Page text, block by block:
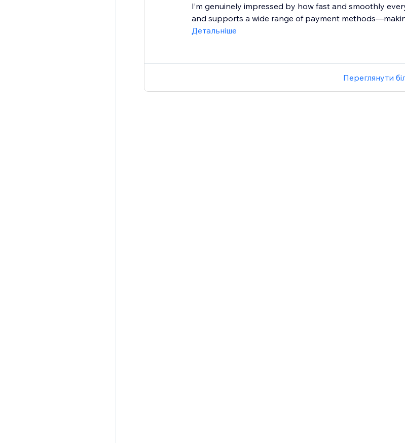
I’m genuinely impressed by how fast and smoothly
and supports a wide range of payment
Детальніше
Переглянути